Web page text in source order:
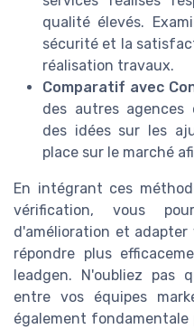
qualité élevés.
sécurité et la
réalisation travaux.
Comparatif avec
des autres agences
des idées sur les
place sur le marché
En intégrant ces
vérification, vous
d'amélioration et
répondre plus
leadgen. N'oubliez pas
entre vos équipes
également